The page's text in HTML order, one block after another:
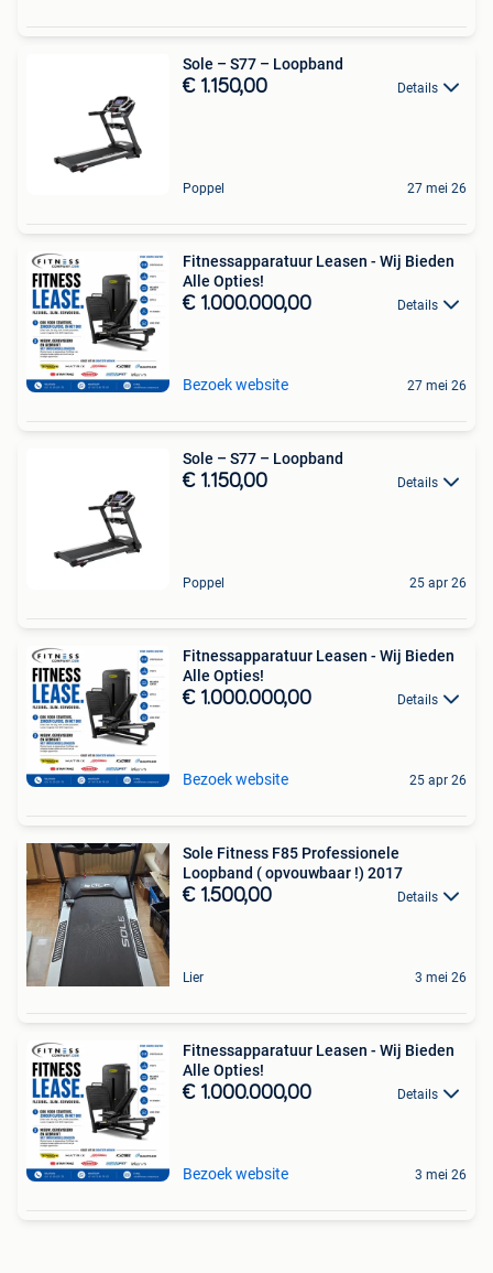
Sole – S77 – Loopband
€ 1.150,00 Details
Poppel 27 mei 26
Fitnessapparatuur Leasen - Wij Bieden
Alle Opties!
€ 1.000.000,00 Details
Bezoek website 27 mei 26
Sole – S77 – Loopband
€ 1.150,00 Details
Poppel 25 apr 26
Fitnessapparatuur Leasen - Wij Bieden
Alle Opties!
€ 1.000.000,00 Details
Bezoek website 25 apr 26
Sole Fitness F85 Professionele
Loopband ( opvouwbaar !) 2017
€ 1.500,00 Details
Lier 3 mei 26
Fitnessapparatuur Leasen - Wij Bieden
Alle Opties!
€ 1.000.000,00 Details
Bezoek website 3 mei 26